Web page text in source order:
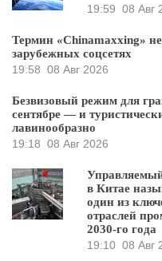
19:59 08 Авг
Термин «Chinamaxxing»
зарубежных соцсетях
19:58 08 Авг 2026
Безвизовый режим для
сентябре — и
лавинообразно
19:18 08 Авг 2026
в Китае
один из
отраслей
2030-го года
19:10 08 Авг